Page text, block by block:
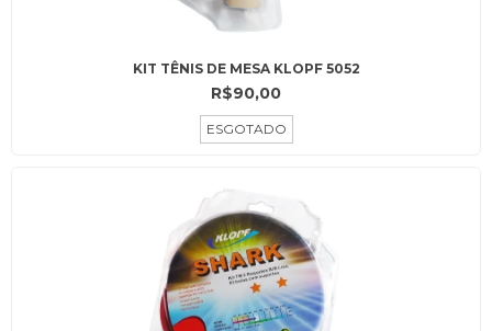
KIT TÊNIS DE MESA KLOPF 5052
R$90,00
ESGOTADO